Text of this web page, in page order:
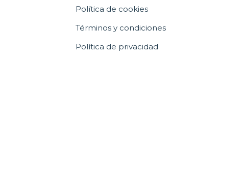
Política de cookies
Términos y condiciones
Política de privacidad